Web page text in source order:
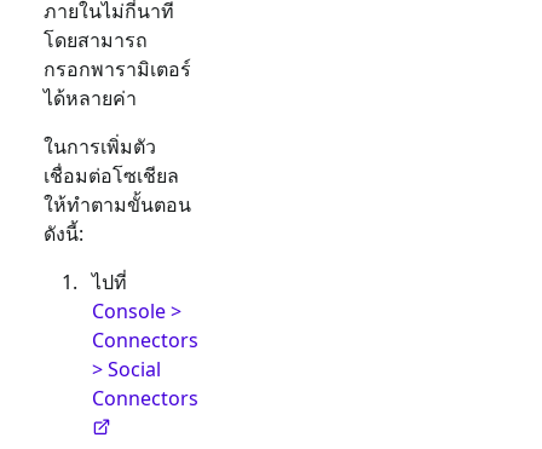
ภายในไม่กี่นาที
โดยสามารถ
กรอกพารามิเตอร์
ได้หลายค่า
ในการเพิ่มตัว
เชื่อมต่อโซเชียล
ให้ทำตามขั้นตอน
ดังนี้:
ไปที่
Console >
Connectors
> Social
Connectors